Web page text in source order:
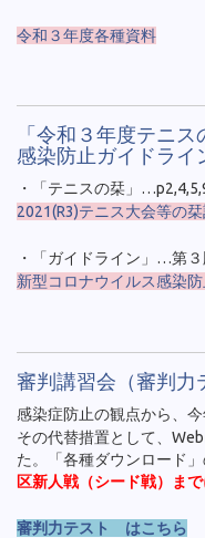
令和３年度各種資料
「令和３年度テニ
感染防止ガイドライ
・「テニスの栞」
2021(R3)テニス大会等の
・「ガイドライン」…第
新型コロナウイルス感染
審判講習会（審判
感染症防止の観点から、
その代替措置として、
た。「各種ダウンロード
区新人戦（シード戦）ま
審判力テスト はこちら